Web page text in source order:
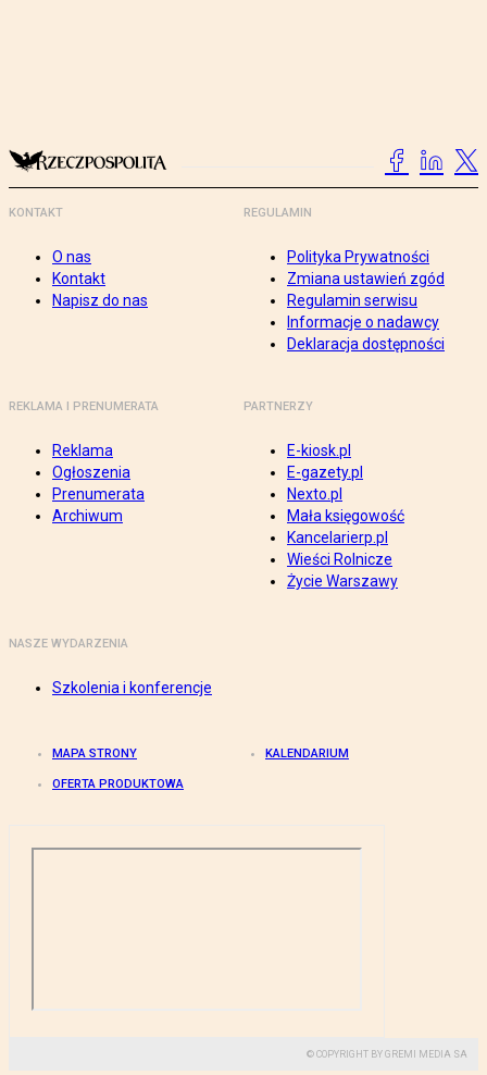
KONTAKT
O nas
Kontakt
Napisz do nas
REGULAMIN
Polityka Prywatności
Zmiana ustawień zgód
Regulamin serwisu
Informacje o nadawcy
Deklaracja dostępności
REKLAMA I PRENUMERATA
Reklama
Ogłoszenia
Prenumerata
Archiwum
PARTNERZY
E-kiosk.pl
E-gazety.pl
Nexto.pl
Mała księgowość
Kancelarierp.pl
Wieści Rolnicze
Życie Warszawy
NASZE WYDARZENIA
Szkolenia i konferencje
MAPA STRONY KALENDARIUM
OFERTA PRODUKTOWA
© COPYRIGHT BY GREMI MEDIA SA